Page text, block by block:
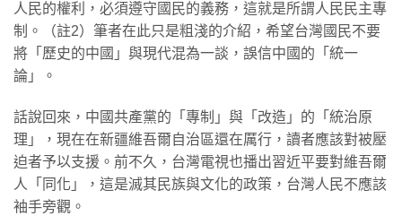
人民的權利，必須遵守國民的義務，這就是所謂人民民主專
制。（註2）筆者在此只是粗淺的介紹，希望台灣國民不要
將「歷史的中國」與現代混為一談，誤信中國的「統一
論」。
話說回來，中國共產黨的「專制」與「改造」的「統治原
理」，現在在新疆維吾爾自治區還在厲行，讀者應該對被壓
迫者予以支援。前不久，台灣電視也播出習近平要對維吾爾
人「同化」，這是滅其民族與文化的政策，台灣人民不應該
袖手旁觀。